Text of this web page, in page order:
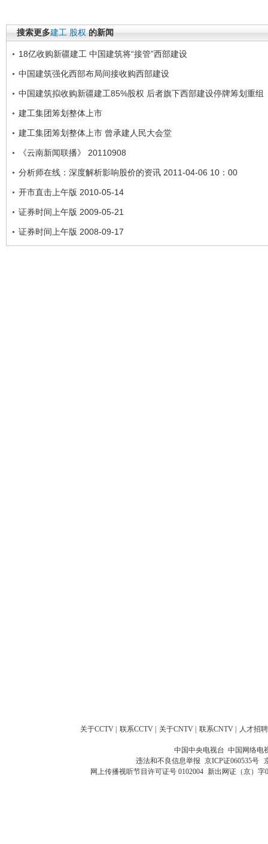
搜索更多建工 股权 的新闻
18亿收购新疆建工 中国建筑将“接管”西部建设
中国建筑强化西部布局间接收购西部建设
中国建筑拟收购新疆建工85%股权 后者旗下西部建设停牌筹划重组
建工集团筹划整体上市
建工集团筹划整体上市 曾承建人民大会堂
《云南新闻联播》 20110908
分析师在线：深度解析影响股价的资讯 2011-04-06 10：00
开市直击上午版 2010-05-14
证券时间上午版 2009-05-21
证券时间上午版 2008-09-17
关于CCTV 联系CCTV 关于CNTV 联系CNTV 人才招聘
中国中央电视台 中国网络电
违法和不良信息举报 京ICP证060535号
网上传播视听节目许可证号 0102004 新出网证（京）